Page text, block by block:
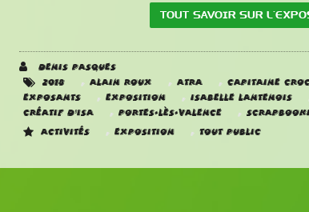
TOUT SAVOIR SUR
Denis Pasques
2018
, Alain Roux , ATRA , Capitaine
Exposants , Exposition , Isabelle Lantenois
créatif d'ISA
, Portes-Lès-Valence ,
Activités
, Exposition , Tout public